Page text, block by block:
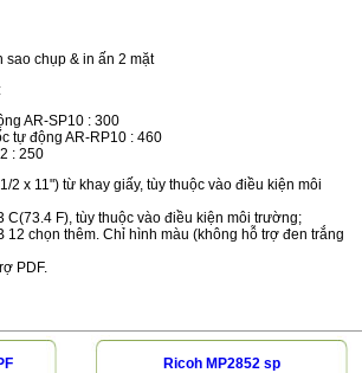
sao chụp & in ấn 2 mặt
AR-SP10 : 300
tự động AR-RP10 : 460
: 250
2 x 11") từ khay giấy, tùy thuộc vào điều kiện môi
C(73.4 F), tùy thuộc vào điều kiện môi trường;
12 chọn thêm. Chỉ hình màu (không hỗ trợ đen trắng
PDF.
Ricoh MP2852 sp